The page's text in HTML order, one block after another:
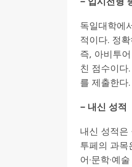
독일대학에
적이다. 정
즉, 아비투
친 점수이다
를 제출한다.
– 내신 성적
내신 성적
투페의 과목
어·문학·예